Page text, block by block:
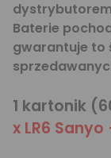
Baterie
gwarantuje to
1 kartonik
x LR6 Sanyo